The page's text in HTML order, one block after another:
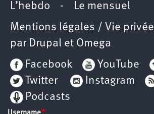
L’hebdo - Le mensuel
Mentions légales / Vie privée
par Drupal et Omega
Facebook
YouTube
Twitter
Instagram
Podcasts